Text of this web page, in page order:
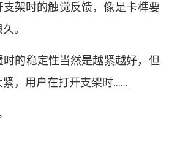
支架时的触觉反馈， 像是卡榫要
。
的稳定性当然是越紧越好， 但
紧， 用户在打开支架时……